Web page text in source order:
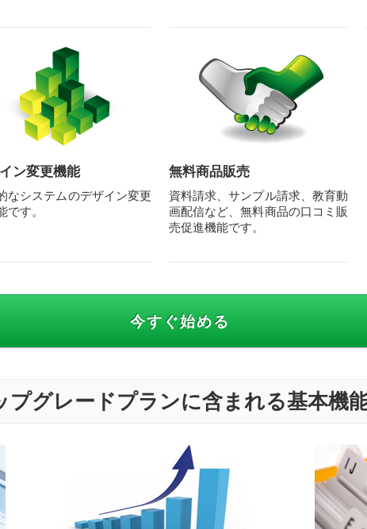
ン変更機能
なシステムのデザイン変更
です。
無料商品販売
資料請求、サンプル請求、教育動
画配信など、無料商品の口コミ販
売促進機能です。
今すぐ始める
グレードプランに含まれる基本機